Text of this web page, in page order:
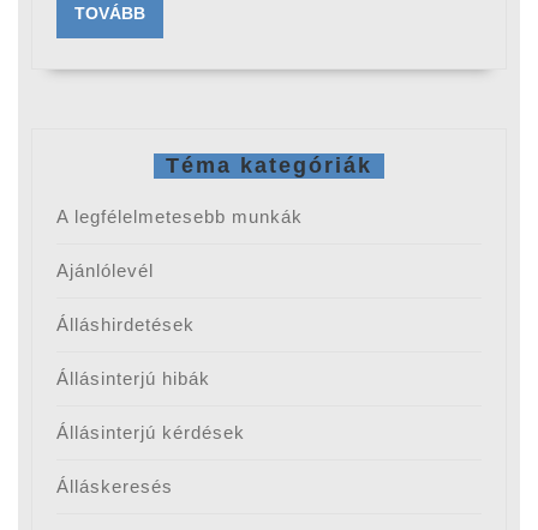
TOVÁBBTOVÁBB
Téma kategóriák
A legfélelmetesebb munkák
Ajánlólevél
Álláshirdetések
Állásinterjú hibák
Állásinterjú kérdések
Álláskeresés